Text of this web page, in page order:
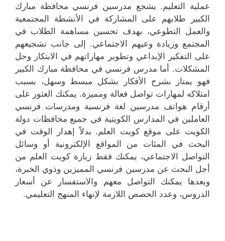
عملية التعليم. يشجع مدرسين فرنسي محافظة مبارك
الكبير طلابهم على المشاركة في الأنشطة المجتمعية
والعمل التطوعي، بهدف تحسين مساهمة الطلاب في
المجتمع وزيادة وعيهم الاجتماعي. إلى جانب تشجيعهم
على التفكير الإبداعي وتطوير مهاراتهم في الابتكار وحل
المشكلات. أما مدرس فرنسي في محافظة مبارك الكبير
فهو يمتاز بشرح الأفكار بشكل مبسط وسهل، بسبب
امتلاكه لمهارات تواصل فعالة ومميزة. يمكنك العثور على
أرقام هواتف مدرسين لغة فرنسية ومدرسات فرنسي
العاملين في المدارس الكويتية في جميع محافظات دولة
الكويت على موقع كويت العلم. بدلاً إهدار الوقت في
البحث في المئات من المواقع الإلكترونية أو وسائل
التواصل الاجتماعي، يمكنك فقط زيارة كويت العلم من
أجل البحث عن مدرسين فرنسي المميزين وذوي الخبرة،
وبعدها يمكنك التواصل معهم والاستفسار عن أسعار
الدروس، وعدد الحصص اللازمة لإنهاء المنهج التعليمي.